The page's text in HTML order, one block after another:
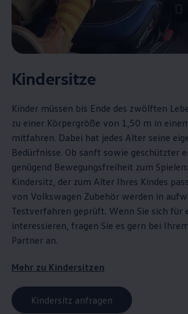
Kindersitze
Kinder müssen bis Ende des zwölften
zu einer Körpergröße von 1,50 m in
mitfahren. Dabei hat jedes Alter seine
Bedürfnisse. Ob sanft sowie geschützter
genügend Bewegungsfreiheit zum
Kindersitz, der zum Alter Ihres Kindes
von Volkswagen Zubehörwerden in
Testverfahren geprüft. Wenn Sie sich für
interessieren, fragen Sie es gern bei Ihrem
Partner an.
Mehr zu Kindersitzen
Kindersitz anfragen